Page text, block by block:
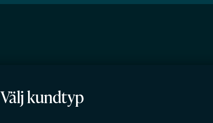
Välj kundtyp